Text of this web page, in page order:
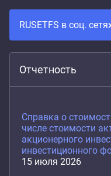
RUSETFS в соц.
Отчетность
Справка о
числе стоимости
акционерного
инвестиционного
15 июля 2026